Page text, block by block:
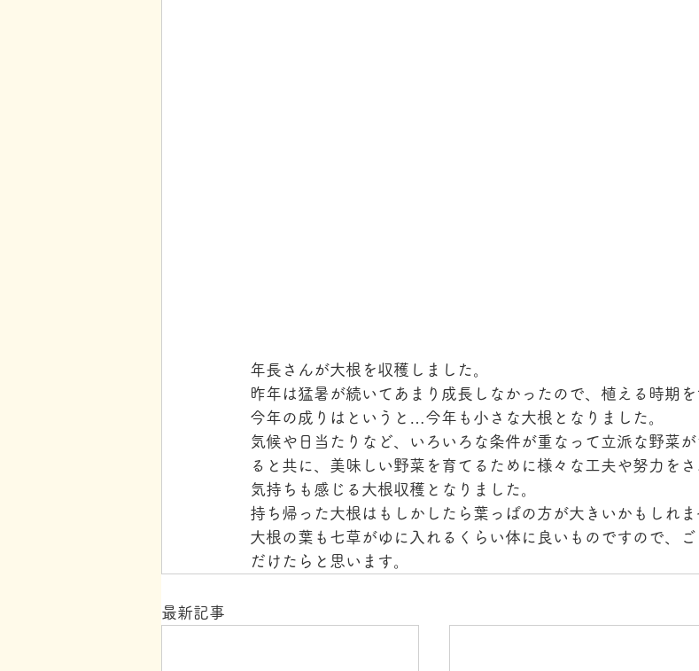
年長さんが大根を収穫しました。
昨年は猛暑が続いてあまり成長しなかったので、植える時期を
今年の成りはというと…今年も小さな大根となりました。
気候や日当たりなど、いろいろな条件が重なって立派な野菜
ると共に、美味しい野菜を育てるために様々な工夫や努力を
気持ちも感じる大根収穫となりました。
持ち帰った大根はもしかしたら葉っぱの方が大きいかもしれま
大根の葉も七草がゆに入れるくらい体に良いものですので、
だけたらと思います。
最新記事